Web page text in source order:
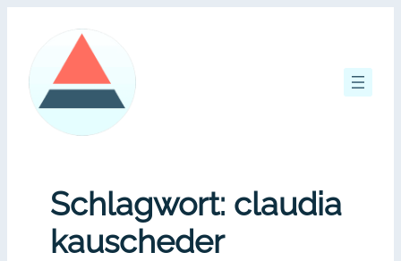
springen
Schlagwort: claudia
kauscheder